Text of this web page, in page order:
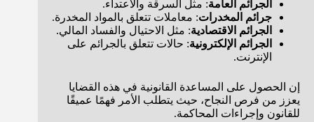
الجرائم العامة: مثل السرقة والاعتداء.
جرائم المخدرات: معاملات تتعلق بالمواد المخدرة.
الجرائم الاقتصادية: مثل الاحتيال والفساد المالي.
الجرائم الإلكترونية: حالات تتعلق بالجرائم على
الإنترنت.
إن الحصول على المساعدة القانونية في هذه القضايا
يعزز من فرص النجاح، حيث يتطلب الأمر فهمًا عميقًا
للقانون وإجراءات المحاكمة.